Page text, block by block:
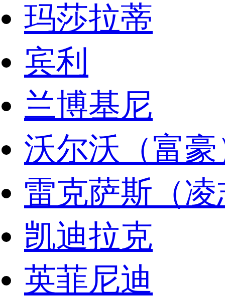
玛莎拉蒂
宾利
兰博基尼
沃尔沃（富豪
雷克萨斯（
凯迪拉克
英菲尼迪